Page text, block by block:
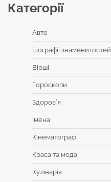
Категорії
Авто
Біографії знаменитостей
Вірші
Гороскопи
Здоровʼя
Імена
Кінематограф
Краса та мода
Кулінарія